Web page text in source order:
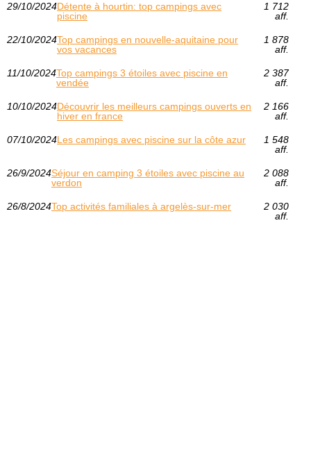
29/10/2024Détente à hourtin: top campings avec
piscine
1 712
aff.
22/10/2024Top campings en nouvelle-aquitaine pour
vos vacances
1 878
aff.
11/10/2024Top campings 3 étoiles avec piscine en
vendée
2 387
aff.
10/10/2024Découvrir les meilleurs campings ouverts en
hiver en france
2 166
aff.
07/10/2024Les campings avec piscine sur la côte azur
1 548
aff.
26/9/2024Séjour en camping 3 étoiles avec piscine au
verdon
2 088
aff.
26/8/2024Top activités familiales à argelès-sur-mer
2 030
aff.